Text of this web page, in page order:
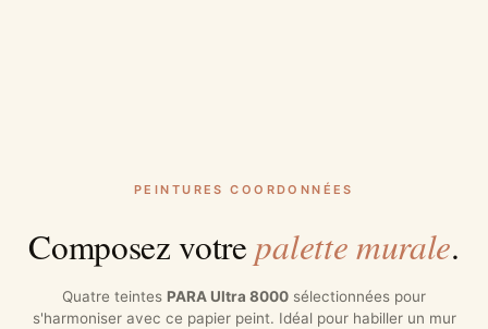
PEINTURES COORDONNÉES
Composez votrepalette murale.
Quatre teintes PARA Ultra 8000 sélectionnées pour
s'harmoniser avec ce papier peint. Idéal pour habiller un mur